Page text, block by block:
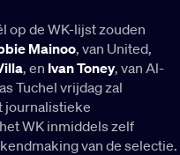
op de WK-lijst zouden
Mainoo, van United,
, en Ivan Toney, van Al-
Tuchel vrijdag zal
journalistieke
WK inmiddels zelf
van de selectie.